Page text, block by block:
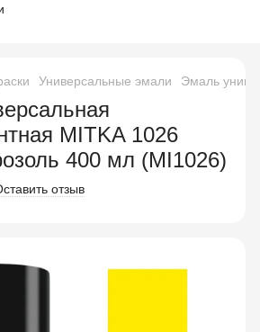
Универсальные эмали Эмаль
MITKA 1026
400 мл (MI1026)
отзыв